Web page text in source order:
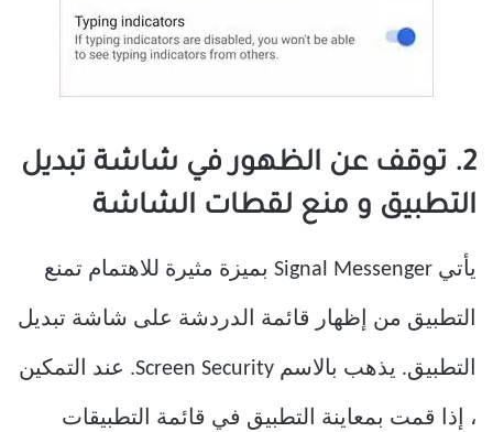
2. توقف عن الظهور في شاشة تبديل
التطبيق و منع لقطات الشاشة
يأتي Signal Messenger بميزة مثيرة للاهتمام تمنع
التطبيق من إظهار قائمة الدردشة على شاشة تبديل
التطبيق. يذهب بالاسم Screen Security. عند التمكين
، إذا قمت بمعاينة التطبيق في قائمة التطبيقات